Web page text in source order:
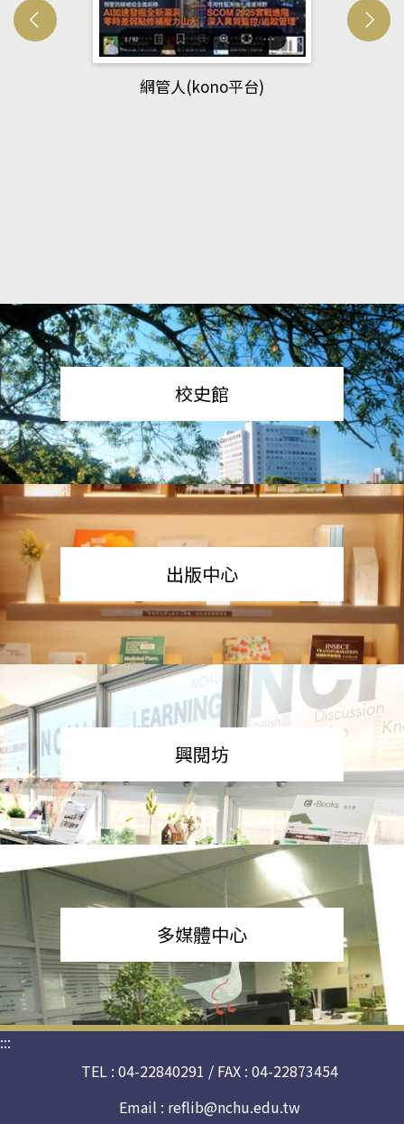
網管人(kono平台)
校史館
出版中心
興閱坊
多媒體中心
:::
TEL : 04-22840291 / FAX : 04-22873454
Email : reflib@nchu.edu.tw